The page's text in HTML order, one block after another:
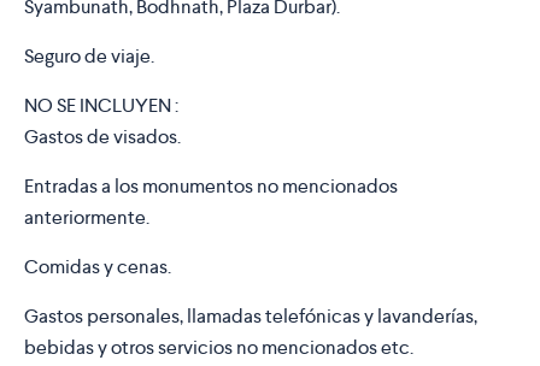
Syambunath, Bodhnath, Plaza Durbar).
Seguro de viaje.
NO SE INCLUYEN :
Gastos de visados.
Entradas a los monumentos no mencionados
anteriormente.
Comidas y cenas.
Gastos personales, llamadas telefónicas y lavanderías,
bebidas y otros servicios no mencionados etc.